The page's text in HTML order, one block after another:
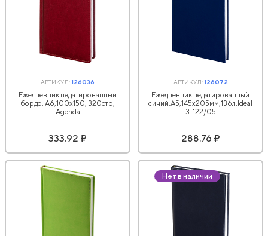
АРТИКУЛ:126036
Ежедневник недатированный
бордо, А6,100x150, 320стр,
Agenda
333.92 ₽
АРТИКУЛ:126072
Ежедневник недатированный
синий,А5,145х205мм,136л,Ideal
3-122/05
288.76 ₽
Нет в наличии